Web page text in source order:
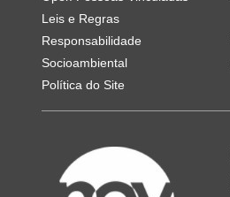
Leis e Regras
Responsabilidade
Socioambiental
Política do Site